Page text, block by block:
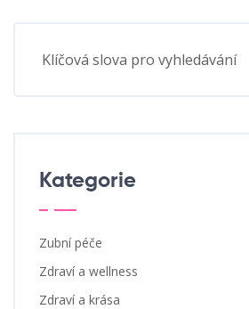
Kategorie
Zubní péče
Zdraví a wellness
Zdraví a krása